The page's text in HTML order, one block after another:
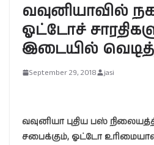
வவுனியாவில்
ஓட்டோச்
இடையில்
September 29, 2018 jasi
வவுனியா புதிய பஸ்
சபைக்கும், ஓட்டோ